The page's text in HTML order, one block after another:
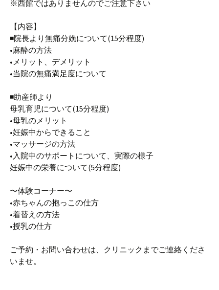
※西館ではありませんのでご注意下さい
【内容】
◾️院長より無痛分娩について(15分程度)
•麻酔の方法
•メリット、デメリット
•当院の無痛満足度について
◾️助産師より
母乳育児について(15分程度)
•母乳のメリット
•妊娠中からできること
•マッサージの方法
•入院中のサポートについて、実際の様子
妊娠中の栄養について(5分程度)
〜体験コーナー〜
•赤ちゃんの抱っこの仕方
•着替えの方法
•授乳の仕方
ご予約・お問い合わせは、クリニックまでご連絡くださ
いませ。